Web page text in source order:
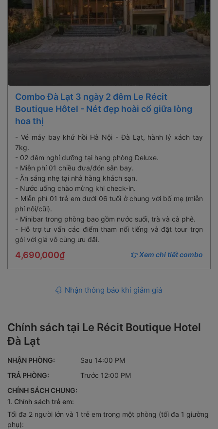
Combo Đà Lạt 3 ngày 2 đêm Le Récit
Boutique Hôtel - Nét đẹp hoài cổ giữa lòng
hoa thị
- Vé máy bay khứ hồi Hà Nội - Đà Lạt, hành lý xách tay
7kg.
- 02 đêm nghỉ dưỡng tại hạng phòng Deluxe.
- Miễn phí 01 chiều đưa/đón sân bay.
- Ăn sáng nhẹ tại nhà hàng khách sạn.
- Nước uống chào mừng khi check-in.
- Miễn phí 01 trẻ em dưới 06 tuổi ở chung với bố mẹ (miễn
phí nôi/cũi).
- Minibar trong phòng bao gồm nước suối, trà và cà phê.
- Hỗ trợ tư vấn các điểm tham nổi tiếng và đặt tour trọn
gói với giá vô cùng ưu đãi.
4,690,000₫ Xem chi tiết combo
Nhận thông báo khi giảm giá
Chính sách tại Le Récit Boutique Hotel
Đà Lạt
NHẬN PHÒNG:
Sau 14:00 PM
TRẢ PHÒNG:
Trước 12:00 PM
CHÍNH SÁCH CHUNG:
1. Chính sách trẻ em:
Tối đa 2 người lớn và 1 trẻ em trong một phòng (tối đa 1 giường
phụ):